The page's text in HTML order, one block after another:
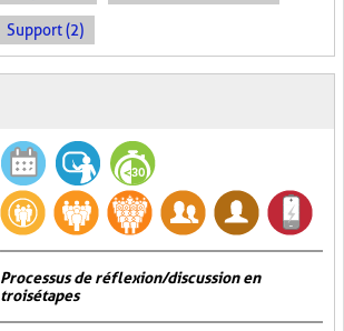
Support (2)
Processus de réflexion/discussion en
trois étapes